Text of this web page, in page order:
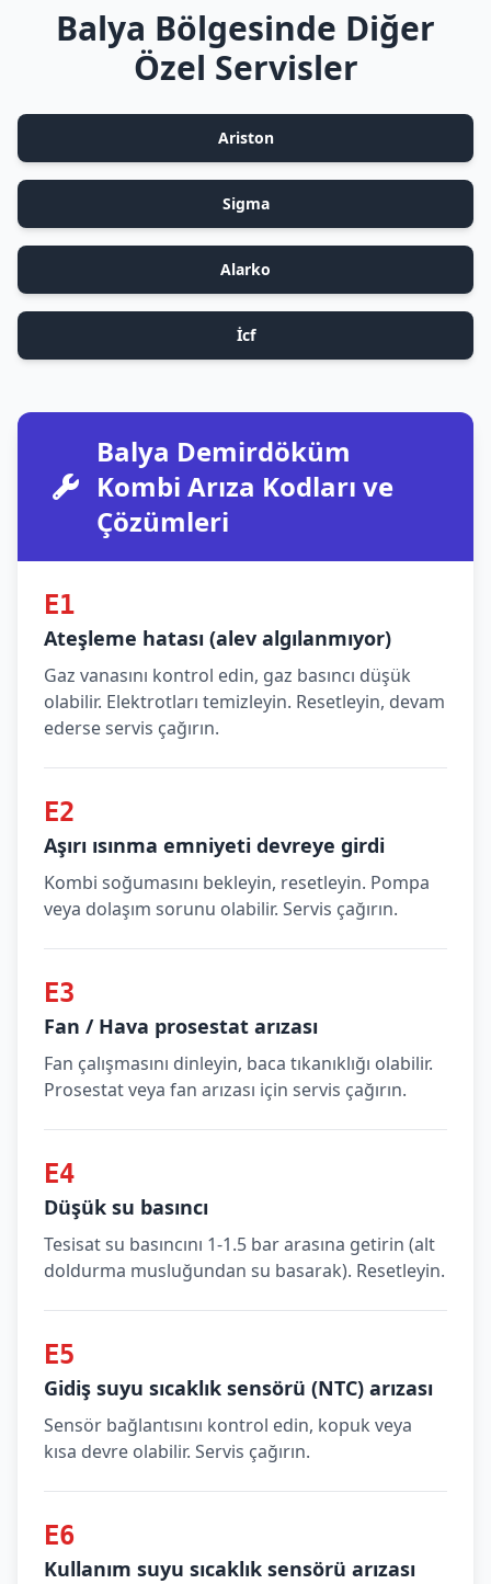
Balya Bölgesinde Diğer
Özel Servisler
Ariston
Sigma
Alarko
İcf
Balya Demirdöküm
Kombi Arıza Kodları ve
Çözümleri
E1
Ateşleme hatası (alev algılanmıyor)
Gaz vanasını kontrol edin, gaz basıncı düşük
olabilir. Elektrotları temizleyin. Resetleyin, devam
ederse servis çağırın.
E2
Aşırı ısınma emniyeti devreye girdi
Kombi soğumasını bekleyin, resetleyin. Pompa
veya dolaşım sorunu olabilir. Servis çağırın.
E3
Fan / Hava prosestat arızası
Fan çalışmasını dinleyin, baca tıkanıklığı olabilir.
Prosestat veya fan arızası için servis çağırın.
E4
Düşük su basıncı
Tesisat su basıncını 1-1.5 bar arasına getirin (alt
doldurma musluğundan su basarak). Resetleyin.
E5
Gidiş suyu sıcaklık sensörü (NTC) arızası
Sensör bağlantısını kontrol edin, kopuk veya
kısa devre olabilir. Servis çağırın.
E6
Kullanım suyu sıcaklık sensörü arızası